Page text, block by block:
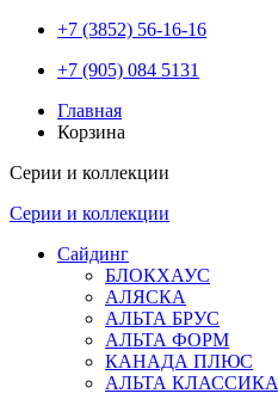
+7 (3852) 56-16-16
+7 (905) 084 5131
Главная
Корзина
Серии и коллекции
Серии и коллекции
Сайдинг
БЛОКХАУС
АЛЯСКА
АЛЬТА БРУС
АЛЬТА ФОРМ
КАНАДА ПЛЮС
АЛЬТА КЛАССИКА